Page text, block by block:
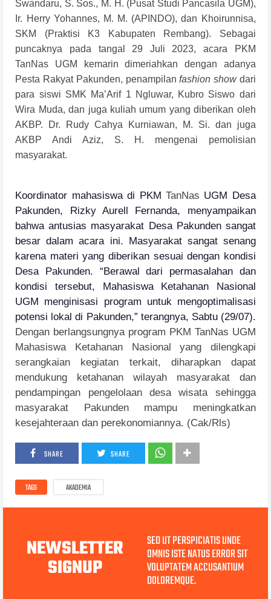
Swandaru, S. Sos., M. H. (Pusat Studi Pancasila UGM),
Ir. Herry Yohannes, M. M. (APINDO), dan Khoirunnisa,
SKM (Praktisi K3 Kabupaten Rembang). Sebagai
puncaknya pada tangal 29 Juli 2023, acara PKM
TanNas UGM kemarin dimeriahkan dengan adanya
Pesta Rakyat Pakunden, penampilanfashion showdari
para siswi SMK Ma’Arif 1 Ngluwar, Kubro Siswo dari
Wira Muda, dan juga kuliah umum yang diberikan oleh
AKBP. Dr. Rudy Cahya Kurniawan, M. Si. dan juga
AKBP Andi Aziz, S. H. mengenai pemolisian
masyarakat.
Koordinator mahasiswa di PKM TanNas UGM Desa
Pakunden, Rizky Aurell Fernanda, menyampaikan
bahwa antusias masyarakat Desa Pakunden sangat
besar dalam acara ini. Masyarakat sangat senang
karena materi yang diberikan sesuai dengan kondisi
Desa Pakunden. “Berawal dari permasalahan dan
kondisi tersebut, Mahasiswa Ketahanan Nasional
UGM menginisasi program untuk mengoptimalisasi
potensi lokal di Pakunden,” terangnya, Sabtu (29/07).
Dengan berlangsungnya program PKM TanNas UGM
Mahasiswa Ketahanan Nasional yang dilengkapi
serangkaian kegiatan terkait, diharapkan dapat
mendukung ketahanan wilayah masyarakat dan
pendampingan pengelolaan desa wisata sehingga
masyarakat Pakunden mampu meningkatkan
kesejahteraan dan perekonomiannya. (Cak/Rls)
SHARE SHARE
TAGS AKADEMIA
NEWSLETTER
SIGNUP
SED UT PERSPICIATIS UNDE
OMNIS ISTE NATUS ERROR SIT
VOLUPTATEM ACCUSANTIUM
DOLOREMQUE.